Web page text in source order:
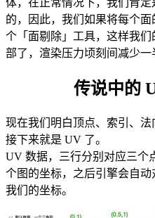
体，在正常情况下，我们肯
的，因此，我们如果将每个
个「面剔除」工具，这样我
部了，渲染压力顷刻间减少
传说中的
现在我们明白顶点、索引、法
接下来就是 UV 了。
UV 数据，三行分别对应三个
个图的坐标，之后引擎会自
我们的坐标。